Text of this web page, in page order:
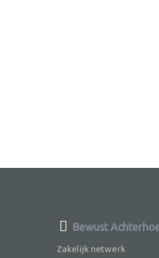
Bewust
Zakelijk netwerk